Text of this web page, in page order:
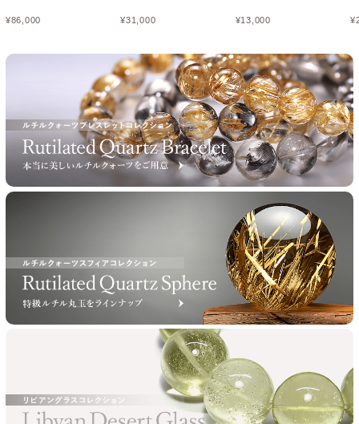
¥86,000 ¥31,000 ¥13,000 ¥